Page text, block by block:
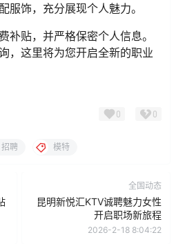
服饰，充分展现个人魅力。
补贴，并严格保密个人信息。
，这里将为您开启全新的职业
0 0
招聘 模特
全国动态
昆明新悦汇KTV诚聘魅力女性
开启职场新旅程
2026-2-18 8:04:22